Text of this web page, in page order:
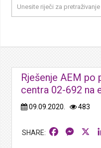
Rješenje AEM
centra 02-692 na
09.09.2020. 483
Facebook